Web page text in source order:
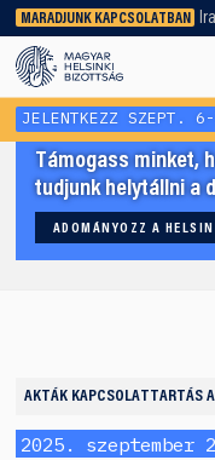
MARADJUNK KAPCSOLATBAN
keresőnket!
JELENTKEZZ SZEPT.
Támogass minket,
tudjunk helytállni a
ADOMÁNYOZZ A
AKTÁK KAPCSOLATTARTÁS
2025. szeptember